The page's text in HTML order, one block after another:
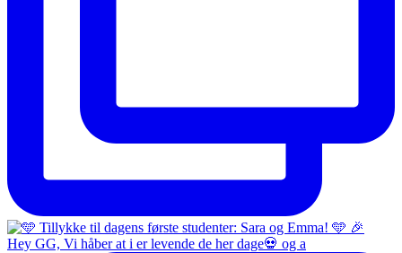
Hey GG, Vi håber at i er levende de her dage💀 og a